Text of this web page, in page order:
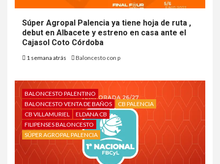
Súper Agropal Palencia ya tiene hoja de ruta ,
debut en Albacete y estreno en casa ante el
Cajasol Coto Córdoba
1 semana atrás Baloncesto con p
BALONCESTO PALENTINO
BALONCESTO VENTA DE BAÑOS
CB PALENCIA
CB VILLAMURIEL
ELDANA CB
FILIPENSES BALONCESTO
SÚPER AGROPAL PALENCIA